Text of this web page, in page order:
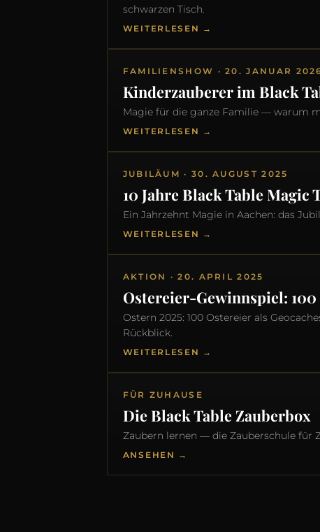
schwarzen Tisch.
WEITERLESEN →
FAMILIENSHOW · 20. JANUAR
Kinderzauberer im Black
Magie für die ganze Familie — warum
WEITERLESEN →
JUBILÄUM · 30. AUGUST 2025
10 Jahre Black Table Magic
Ein Jahrzehnt Magie in Aachen: das
WEITERLESEN →
AKTION · 20. APRIL 2025
Ostereier-Gewinnspiel: 100
Ostern 2025: 100 Ostereier als
Rückblick.
WEITERLESEN →
FÜR ZUHAUSE
Die Black Table Zauberbox
Zaubern lernen — die Zauberschule für
ANSEHEN →